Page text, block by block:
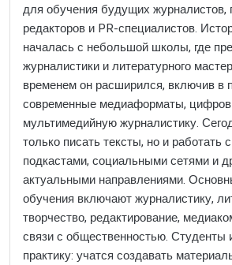
для обучения будущих журналистов,
редакторов и PR-специалистов.
началась с небольшой школы, где
журналистики и литературного
временем он расширился, включив в
современные медиаформаты,
мультимедийную журналистику.
только писать тексты, но и работать
подкастами, социальными сетями и
актуальными направлениями.
обучения включают журналистику,
творчество, редактирование,
связи с общественностью. Студенты
практику: учатся создавать